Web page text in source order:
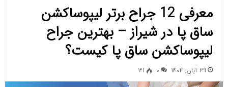
معرفی 12 جراح برتر لیپوساکشن
ساق پا در شیراز – بهترین جراح
لیپوساکشن ساق پا کیست؟
29 آبان, 1404 0
31